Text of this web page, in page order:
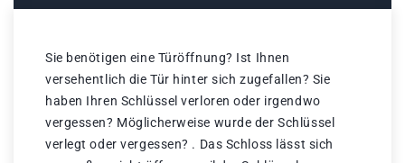
Sie benötigen eine Türöffnung? Ist Ihnen
versehentlich die Tür hinter sich zugefallen? Sie
haben Ihren Schlüssel verloren oder irgendwo
vergessen? Möglicherweise wurde der Schlüssel
verlegt oder vergessen? . Das Schloss lässt sich